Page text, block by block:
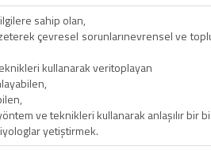
sahip olan,
çevresel sorunlarınevrensel ve
kullanarak veritoplayan
ve teknikleri kullanarak anlaşılır bir
yetiştirmek.